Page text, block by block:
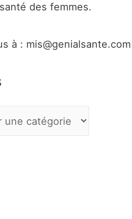
des femmes.
à : mis@genialsante.com